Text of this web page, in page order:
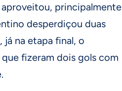
aproveitou, principalmente
desperdiçou duas
na etapa final, o
fizeram dois gols com